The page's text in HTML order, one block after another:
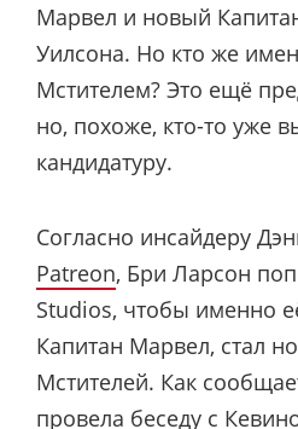
Марвел и новый
Уилсона. Но кто же
Мстителем? Это ещё
но, похоже, кто-то уже
кандидатуру.
Согласно инсайдеру
Patreon, Бри Ларсон
Studios, чтобы именно
Капитан Марвел, стал
Мстителей. Как
провела беседу с